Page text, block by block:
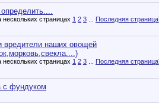
1 2 3 Последняя страница
вредители наших овощей
1 2 3 Последняя страница
с фундуком